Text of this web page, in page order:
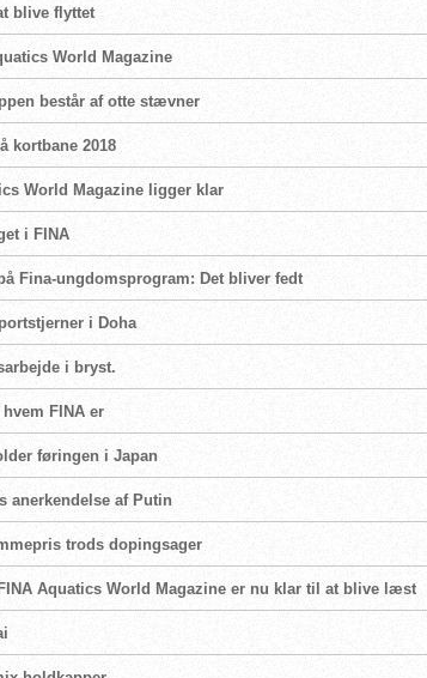
blive flyttet
World Magazine
består af otte stævner
kortbane 2018
World Magazine ligger klar
i FINA
Fina-ungdomsprogram: Det bliver fedt
i Doha
i bryst.
hvem FINA er
føringen i Japan
anerkendelse af Putin
trods dopingsager
Aquatics World Magazine er nu klar til at blive læst